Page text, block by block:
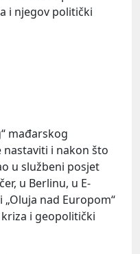
i njegov politički
mađarskog
nastaviti i nakon što
u službeni posjet
u Berlinu, u E-
nad Europom“
i geopolitički